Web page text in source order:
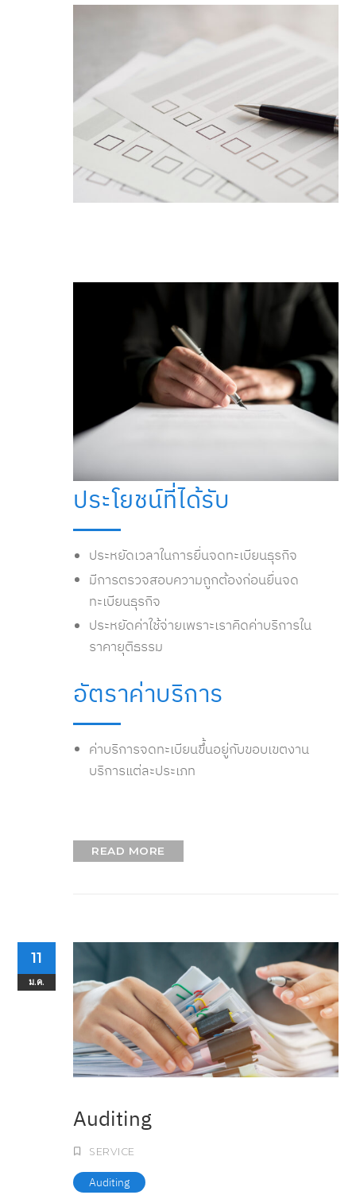
ประโยชน์ที่ได้รับ
ประหยัดเวลาในการยื่นจดทะเบียนธุรกิจ
มีการตรวจสอบความถูกต้องก่อนยื่นจด
ทะเบียนธุรกิจ
ประหยัดค่าใช้จ่ายเพราะเราคิดค่าบริการใน
ราคายุติธรรม
อัตราค่าบริการ
ค่าบริการจดทะเบียนขึ้นอยู่กับขอบเขตงาน
บริการแต่ละประเภท
READ MORE
11
ม.ค.
Auditing
SERVICE
Auditing